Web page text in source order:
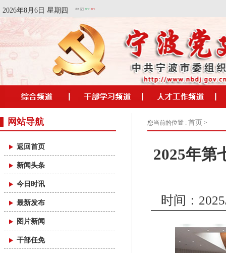
2026年8月6日 星期四
网站导航
返回首页
新闻头条
今日时讯
最新发布
图片新闻
干部任免
您当前的位置 : 首页 >
2025年第
时间：